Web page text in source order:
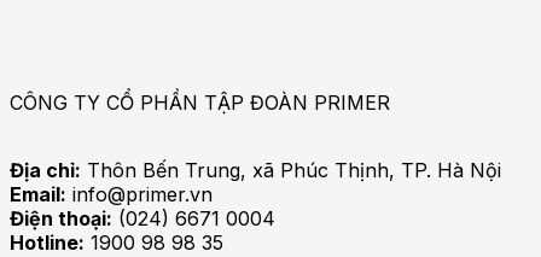
CÔNG TY CỔ PHẦN TẬP ĐOÀN PRIMER
Địa chỉ: Thôn Bến Trung, xã Phúc Thịnh, TP. Hà Nội
Email: info@primer.vn
Điện thoại: (024) 6671 0004
Hotline: 1900 98 98 35